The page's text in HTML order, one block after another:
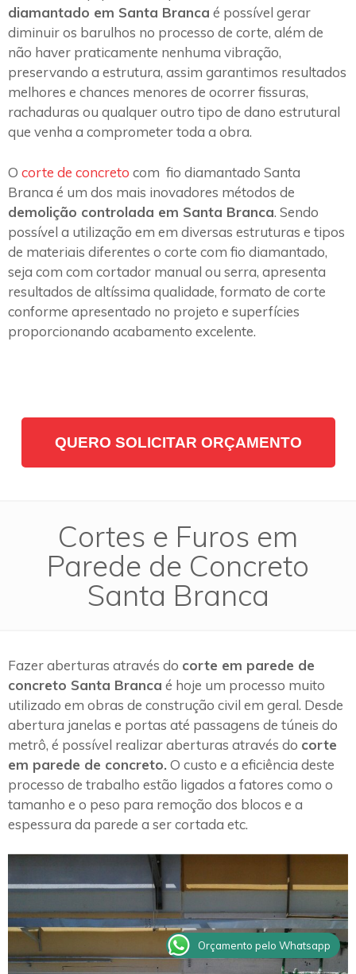
diamantado em Santa Branca é possível gerar
diminuir os barulhos no processo de corte, além de
não haver praticamente nenhuma vibração,
preservando a estrutura, assim garantimos resultados
melhores e chances menores de ocorrer fissuras,
rachaduras ou qualquer outro tipo de dano estrutural
que venha a comprometer toda a obra.
O corte de concreto com fio diamantado Santa
Branca é um dos mais inovadores métodos de
demolição controlada em Santa Branca. Sendo
possível a utilização em em diversas estruturas e tipos
de materiais diferentes o corte com fio diamantado,
seja com com cortador manual ou serra, apresenta
resultados de altíssima qualidade, formato de corte
conforme apresentado no projeto e superfícies
proporcionando acabamento excelente.
QUERO SOLICITAR ORÇAMENTO
Cortes e Furos em
Parede de Concreto
Santa Branca
Fazer aberturas através do corte em parede de
concreto Santa Branca é hoje um processo muito
utilizado em obras de construção civil em geral. Desde
abertura janelas e portas até passagens de túneis do
metrô, é possível realizar aberturas através do corte
em parede de concreto. O custo e a eficiência deste
processo de trabalho estão ligados a fatores como o
tamanho e o peso para remoção dos blocos e a
espessura da parede a ser cortada etc.
Orçamento pelo Whatsapp